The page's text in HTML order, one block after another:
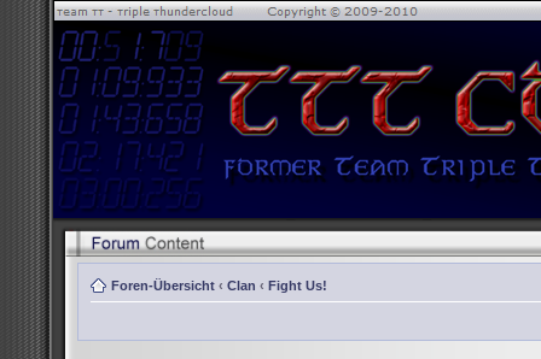
Foren-Übersicht ‹ Clan ‹ Fight Us!